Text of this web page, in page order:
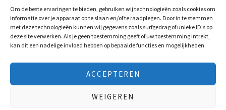
Om de beste ervaringen te bieden, gebruiken wij technologieën zoals cookies om
informatie over je apparaat op te slaan en/of te raadplegen. Door in te stemmen
met deze technologieën kunnen wij gegevens zoals surfgedrag of unieke ID's op
deze site verwerken. Als je geen toestemming geeft of uw toestemming intrekt,
kan dit een nadelige invloed hebben op bepaalde functies en mogelijkheden.
ACCEPTEREN
WEIGEREN
Nederlandse Regalia
© 2026 Freemasonry Store - Vrijmetselaarswinkel.